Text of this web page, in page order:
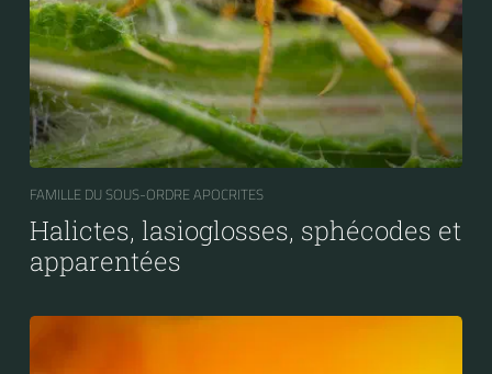
FAMILLE DU SOUS-ORDRE APOCRITES
Halictes, lasioglosses, sphécodes et
apparentées